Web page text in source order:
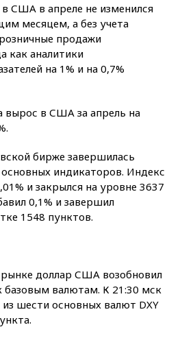
США в апреле не изменился
месяцем, а без учета
продажи
как аналитики
на 1% и на 0,7%
в США за апрель на
бирже завершилась
индикаторов. Индекс
и закрылся на уровне 3637
0,1% и завершил
1548 пунктов.
доллар США возобновил
валютам. К 21:30 мск
шести основных валют DXY